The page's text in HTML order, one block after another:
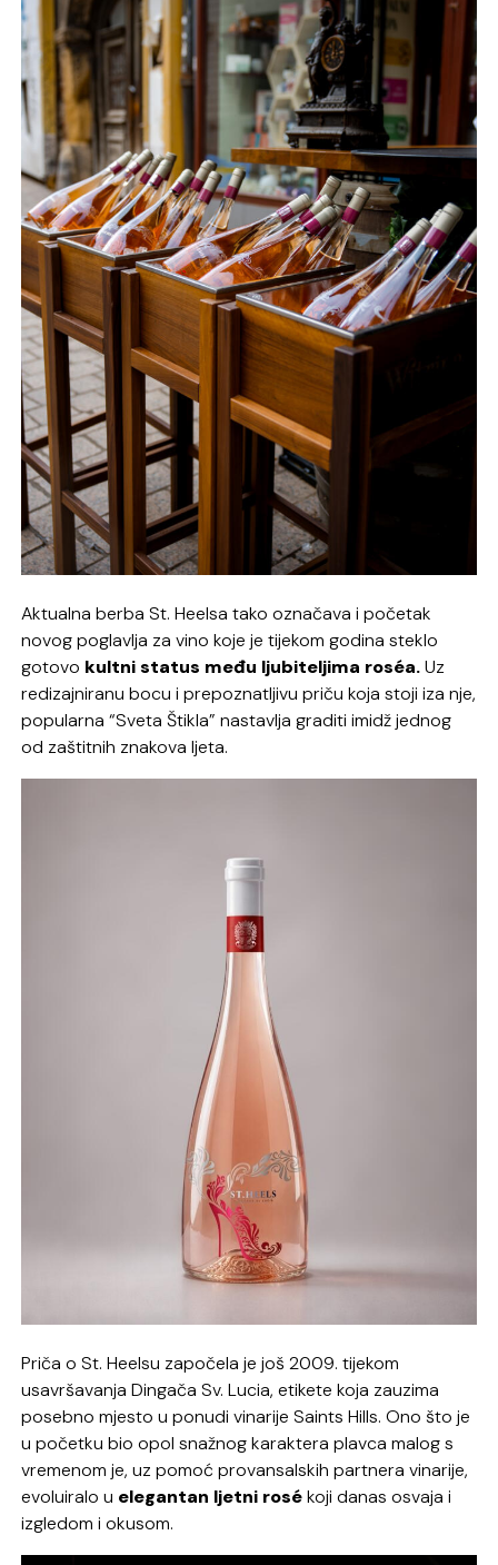
Aktualna berba St. Heelsa tako označava i početak
novog poglavlja za vino koje je tijekom godina steklo
gotovo kultni status među ljubiteljima roséa.Uz
redizajniranu bocu i prepoznatljivu priču koja stoji iza nje,
popularna “Sveta Štikla” nastavlja graditi imidž jednog
od zaštitnih znakova ljeta.
Priča o St. Heelsu započela je još 2009. tijekom
usavršavanja Dingača Sv. Lucia, etikete koja zauzima
posebno mjesto u ponudi vinarije Saints Hills. Ono što je
u početku bio opol snažnog karaktera plavca malog s
vremenom je, uz pomoć provansalskih partnera vinarije,
evoluiralo u elegantan ljetni rosékoji danas osvaja i
izgledom i okusom.